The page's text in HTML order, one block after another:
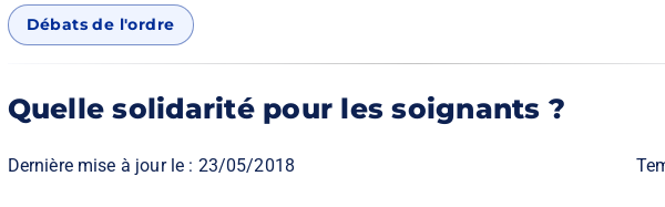
Débats de l'ordre
Quelle solidarité pour les soignants ?
Dernière mise à jour le : 23/05/2018